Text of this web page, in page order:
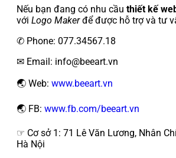
Nếu bạn đang có nhu cầu thiết kế
với Logo Makerđể được hỗ trợ và tư
✆ Phone: 077.34567.18
✉ Email: info@beeart.vn
🌏 Web: www.beeart.vn
🌏 FB: www.fb.com/beeart.vn
☞ Cơ sở 1: 71 Lê Văn Lương, Nhân
Hà Nội